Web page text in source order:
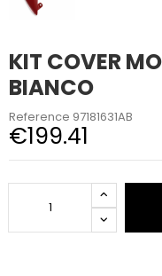
KIT COVER
BIANCO
Reference 97181631AB
€199.41